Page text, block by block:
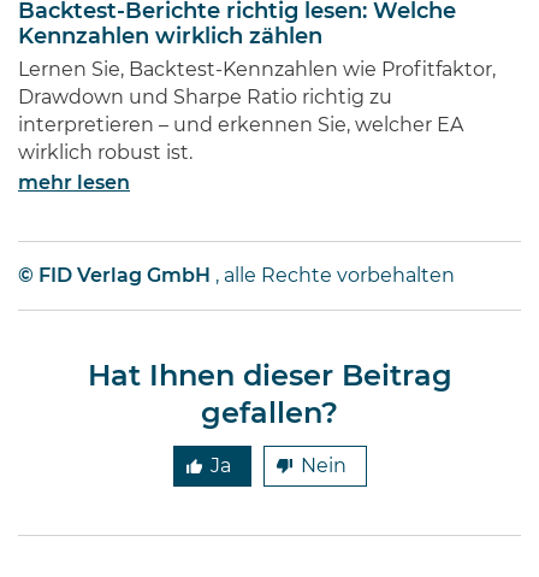
Backtest-Berichte richtig lesen: Welche
Kennzahlen wirklich zählen
Lernen Sie, Backtest-Kennzahlen wie Profitfaktor,
Drawdown und Sharpe Ratio richtig zu
interpretieren – und erkennen Sie, welcher EA
wirklich robust ist.
mehr lesen
© FID Verlag GmbH , alle Rechte vorbehalten
Hat Ihnen dieser Beitrag
gefallen?
Ja Nein